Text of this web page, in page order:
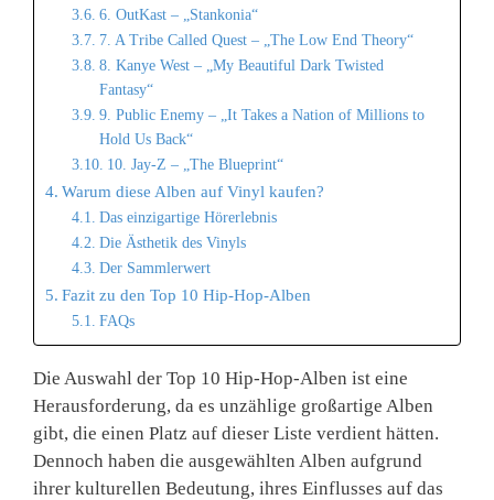
6. OutKast – „Stankonia“
7. A Tribe Called Quest – „The Low End Theory“
8. Kanye West – „My Beautiful Dark Twisted
Fantasy“
9. Public Enemy – „It Takes a Nation of Millions to
Hold Us Back“
10. Jay-Z – „The Blueprint“
Warum diese Alben auf Vinyl kaufen?
Das einzigartige Hörerlebnis
Die Ästhetik des Vinyls
Der Sammlerwert
Fazit zu den Top 10 Hip-Hop-Alben
FAQs
Die Auswahl der Top 10 Hip-Hop-Alben ist eine
Herausforderung, da es unzählige großartige Alben
gibt, die einen Platz auf dieser Liste verdient hätten.
Dennoch haben die ausgewählten Alben aufgrund
ihrer kulturellen Bedeutung, ihres Einflusses auf das